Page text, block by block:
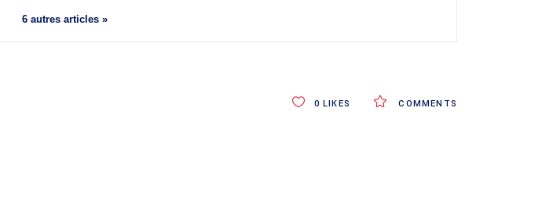
6 autres articles »
COMMENTS
0 LIKES